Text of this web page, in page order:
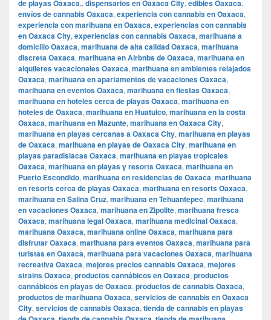
de playas Oaxaca., dispensarios en Oaxaca City, edibles Oaxaca,
envíos de cannabis Oaxaca, experiencia con cannabis en Oaxaca,
experiencia con marihuana en Oaxaca, experiencias con cannabis
en Oaxaca City, experiencias con cannabis Oaxaca, marihuana a
domicilio Oaxaca, marihuana de alta calidad Oaxaca, marihuana
discreta Oaxaca, marihuana en Airbnbs de Oaxaca, marihuana en
alquileres vacacionales Oaxaca, marihuana en ambientes relajados
Oaxaca, marihuana en apartamentos de vacaciones Oaxaca,
marihuana en eventos Oaxaca, marihuana en fiestas Oaxaca,
marihuana en hoteles cerca de playas Oaxaca, marihuana en
hoteles de Oaxaca, marihuana en Huatulco, marihuana en la costa
Oaxaca, marihuana en Mazunte, marihuana en Oaxaca City,
marihuana en playas cercanas a Oaxaca City, marihuana en playas
de Oaxaca, marihuana en playas de Oaxaca City, marihuana en
playas paradisiacas Oaxaca, marihuana en playas tropicales
Oaxaca, marihuana en playas y resorts Oaxaca, marihuana en
Puerto Escondido, marihuana en residencias de Oaxaca, marihuana
en resorts cerca de playas Oaxaca, marihuana en resorts Oaxaca,
marihuana en Salina Cruz, marihuana en Tehuantepec, marihuana
en vacaciones Oaxaca, marihuana en Zipolite, marihuana fresca
Oaxaca, marihuana legal Oaxaca, marihuana medicinal Oaxaca,
marihuana Oaxaca, marihuana online Oaxaca, marihuana para
disfrutar Oaxaca, marihuana para eventos Oaxaca, marihuana para
turistas en Oaxaca, marihuana para vacaciones Oaxaca, marihuana
recreativa Oaxaca, mejores precios cannabis Oaxaca, mejores
strains Oaxaca, productos cannábicos en Oaxaca, productos
cannábicos en playas de Oaxaca, productos de cannabis Oaxaca,
productos de marihuana Oaxaca, servicios de cannabis en Oaxaca
City, servicios de cannabis Oaxaca, tienda de cannabis en playas